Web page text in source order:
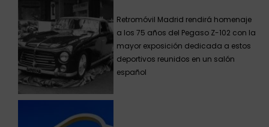
Retromóvil Madrid rendirá homenaje
a los 75 años del Pegaso Z-102 con la
mayor exposición dedicada a estos
deportivos reunidos en un salón
español